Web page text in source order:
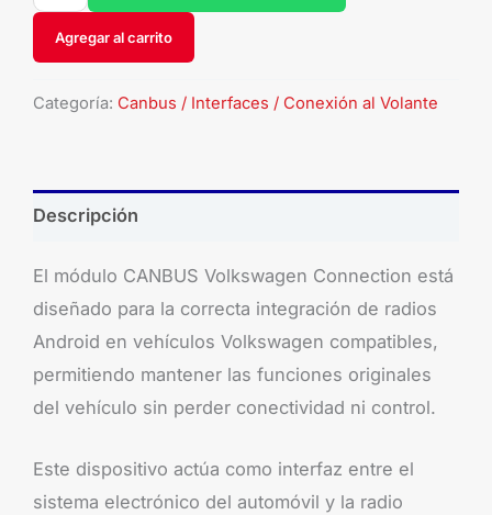
Agregar al carrito
Categoría: Canbus / Interfaces / Conexión al Volante
Descripción
El módulo CANBUS Volkswagen Connection está
diseñado para la correcta integración de radios
Android en vehículos Volkswagen compatibles,
permitiendo mantener las funciones originales
del vehículo sin perder conectividad ni control.
Este dispositivo actúa como interfaz entre el
sistema electrónico del automóvil y la radio